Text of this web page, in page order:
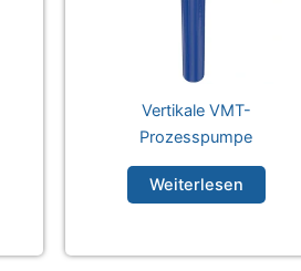
Vertikale VMT-
Prozesspumpe
Weiterlesen